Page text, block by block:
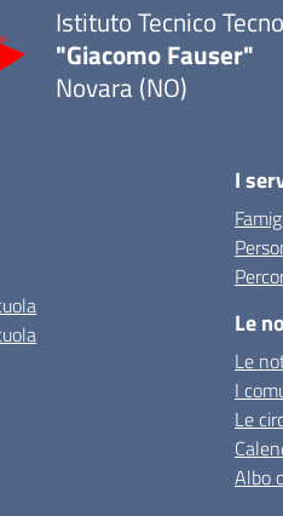
Istituto Tecnico
"Giacomo Fauser"
Novara (NO)
I
Le
Le
I
Le
Albo